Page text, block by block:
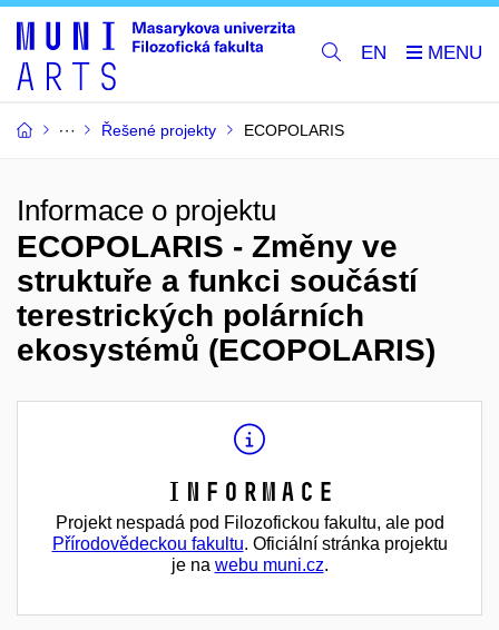
EN
Řešené projekty ECOPOLARIS
Informace o projektu
ECOPOLARIS - Změny ve
struktuře a funkci součástí
terestrických polárních
ekosystémů (ECOPOLARIS)
Informace
Projekt nespadá pod Filozofickou fakultu, ale pod
Přírodovědeckou fakultu. Oficiální stránka projektu
je na webu muni.cz.